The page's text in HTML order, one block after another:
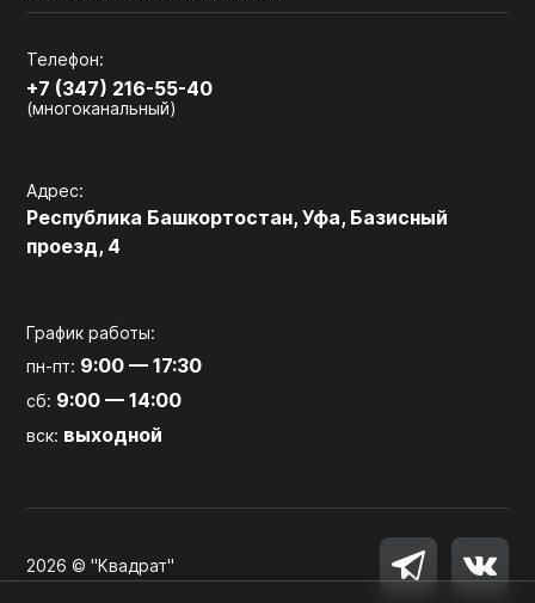
Телефон:
+7 (347) 216-55-40
(многоканальный)
Адрес:
Республика Башкортостан, Уфа, Базисный
проезд, 4
График работы:
пн-пт: 9:00 — 17:30
сб: 9:00 — 14:00
вск: выходной
2026 © "Квадрат"